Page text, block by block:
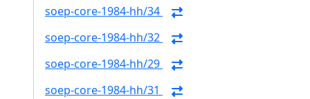
soep-core-1984-hh/34
soep-core-1984-hh/32
soep-core-1984-hh/29
soep-core-1984-hh/31